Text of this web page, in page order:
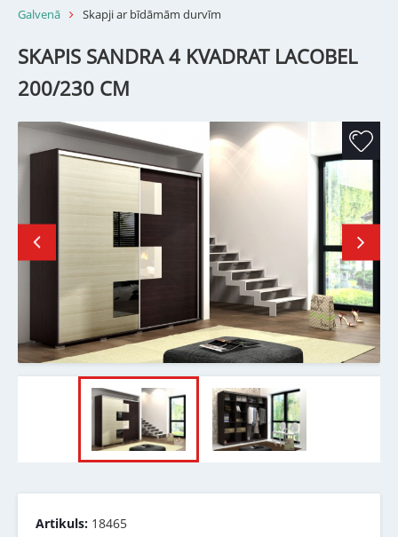
Galvenā Skapji ar bīdāmām durvīm
SKAPIS SANDRA 4 KVADRAT LACOBEL
200/230 CM
Artikuls: 18465